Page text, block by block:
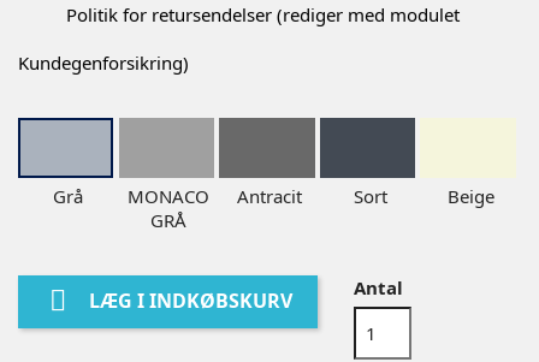
Politik for retursendelser (rediger med modulet
Kundegenforsikring)
Grå
MONACO
GRÅ
Antracit Sort Beige
 LÆG I INDKØBSKURV
Antal